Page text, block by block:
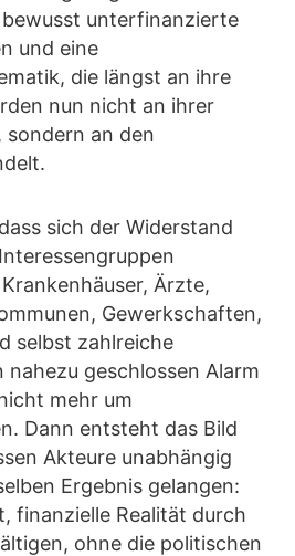
unterfinanzierte
und eine
die längst an ihre
nun nicht an ihrer
an den
sich der Widerstand
Ärzte,
Gewerkschaften,
selbst zahlreiche
nahezu geschlossen Alarm
mehr um
Dann entsteht das Bild
Akteure unabhängig
Ergebnis gelangen:
finanzielle Realität durch
ohne die politischen